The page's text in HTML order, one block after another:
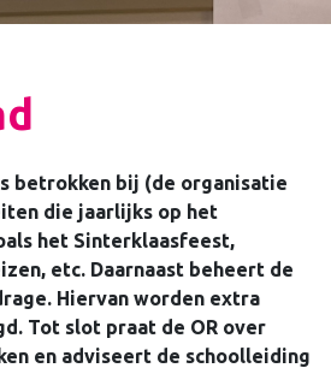
betrokken bij (de organisatie
die jaarlijks op het
het Sinterklaasfeest,
etc. Daarnaast beheert de
Hiervan worden extra
Tot slot praat de OR over
en adviseert de schoolleiding